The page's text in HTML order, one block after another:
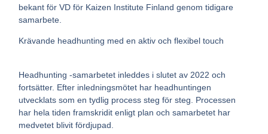
bekant för VD för Kaizen Institute Finland genom tidigare
samarbete.
Krävande headhunting med en aktiv och flexibel touch
Headhunting -samarbetet inleddes i slutet av 2022 och
fortsätter. Efter inledningsmötet har headhuntingen
utvecklats som en tydlig process steg för steg. Processen
har hela tiden framskridit enligt plan och samarbetet har
medvetet blivit fördjupad.